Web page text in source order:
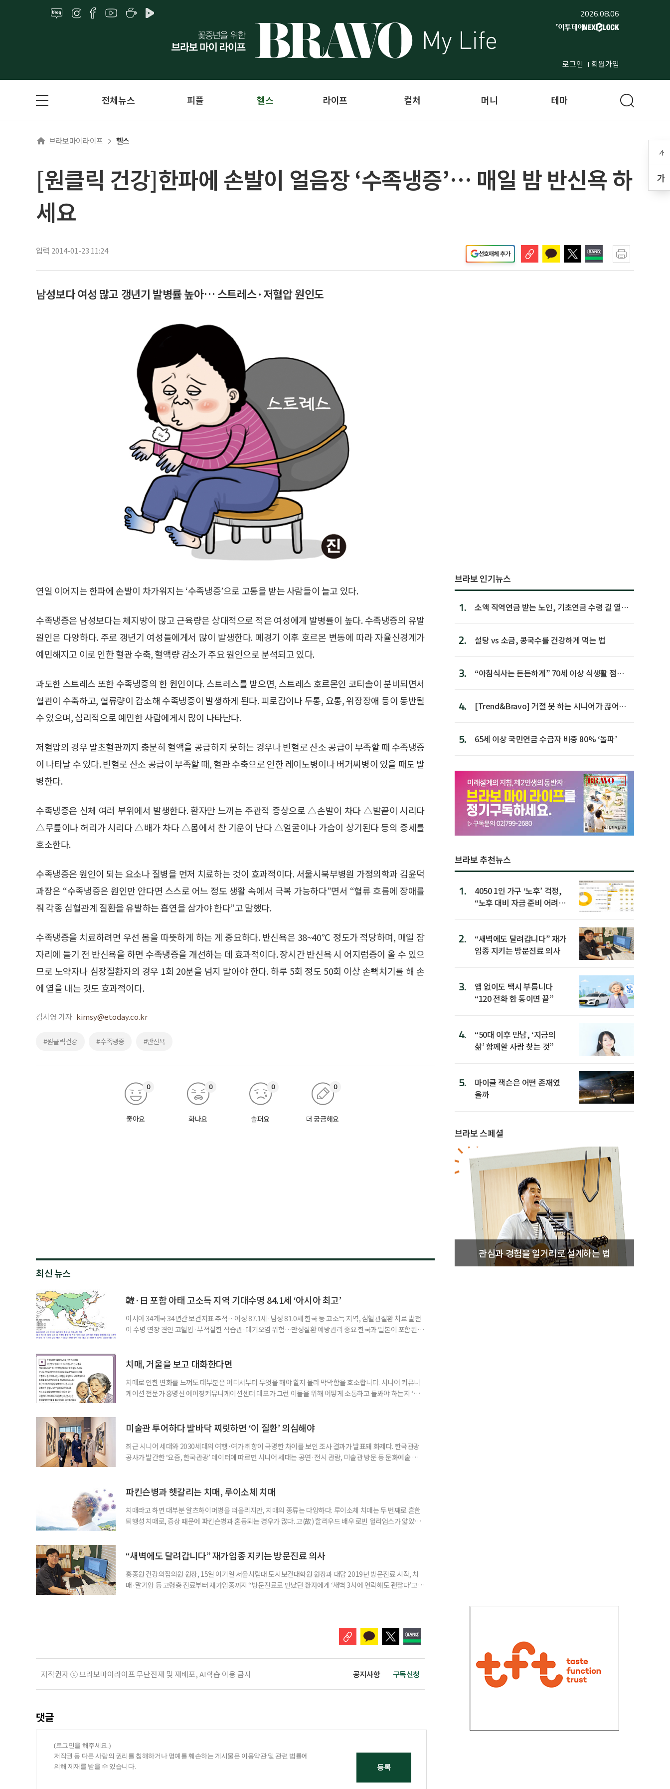
2026.08.06
로그인 회원가입
가
가
전체뉴스 피플 헬스 라이프 컬처 머니 테마
브라보마이라이프 헬스
[원클릭 건강]한파에 손발이 얼음장 ‘수족냉증’… 매일 밤 반신욕 하
세요
입력 2014-01-23 11:24 선호매체 추가
남성보다 여성 많고 갱년기 발병률 높아… 스트레스·저혈압 원인도
연일 이어지는 한파에 손발이 차가워지는 ‘수족냉증’으로 고통을 받는 사람들이 늘고 있다.
수족냉증은 남성보다는 체지방이 많고 근육량은 상대적으로 적은 여성에게 발병률이 높다. 수족냉증의 유발
원인은 다양하다. 주로 갱년기 여성들에게서 많이 발생한다. 폐경기 이후 호르몬 변동에 따라 자율신경계가
예민해지고 이로 인한 혈관 수축, 혈액량 감소가 주요 원인으로 분석되고 있다.
과도한 스트레스 또한 수족냉증의 한 원인이다. 스트레스를 받으면, 스트레스 호르몬인 코티솔이 분비되면서
혈관이 수축하고, 혈류량이 감소해 수족냉증이 발생하게 된다. 피로감이나 두통, 요통, 위장장애 등이 동반될
수 있으며, 심리적으로 예민한 사람에게서 많이 나타난다.
저혈압의 경우 말초혈관까지 충분히 혈액을 공급하지 못하는 경우나 빈혈로 산소 공급이 부족할 때 수족냉증
이 나타날 수 있다. 빈혈로 산소 공급이 부족할 때, 혈관 수축으로 인한 레이노병이나 버거씨병이 있을 때도 발
병한다.
수족냉증은 신체 여러 부위에서 발생한다. 환자만 느끼는 주관적 증상으로 △손발이 차다 △발끝이 시리다
△무릎이나 허리가 시리다 △배가 차다 △몸에서 찬 기운이 난다 △얼굴이나 가슴이 상기된다 등의 증세를
호소한다.
수족냉증은 원인이 되는 요소나 질병을 먼저 치료하는 것이 효과적이다. 서울시북부병원 가정의학과 김윤덕
과장은 “수족냉증은 원인만 안다면 스스로 어느 정도 생활 속에서 극복 가능하다”면서 “혈류 흐름에 장애를
줘 각종 심혈관계 질환을 유발하는 흡연을 삼가야 한다”고 말했다.
수족냉증을 치료하려면 우선 몸을 따뜻하게 하는 게 중요하다. 반신욕은 38~40℃ 정도가 적당하며, 매일 잠
자리에 들기 전 반신욕을 하면 수족냉증을 개선하는 데 효과적이다. 장시간 반신욕 시 어지럼증이 올 수 있으
므로 노약자나 심장질환자의 경우 1회 20분을 넘지 말아야 한다. 하루 5회 정도 50회 이상 손뼉치기를 해 손
에 열을 내는 것도 효과적이다.
김시영 기자 kimsy@etoday.co.kr
#원클릭건강 #수족냉증 #반신욕
좋아요
0
화나요
0
슬퍼요
0
더 궁금해요
0
최신 뉴스
韓·日 포함 아태 고소득 지역 기대수명 84.1세 ‘아시아 최고’
아시아 34개국 34년간 보건지표 추적…여성 87.1세·남성 81.0세 한국 등 고소득 지역, 심혈관질환 치료 발전
이 수명 연장 견인 고혈압·부적절한 식습관·대기오염 위험…만성질환 예방관리 중요 한국과 일본이 포함된 아
분석한 장기 추적 결과를 발표했다. 이번 연구에는 고려대와 경희대를 비롯해 연세대, 워싱턴대 보건계량평
치매, 거울을 보고 대화한다면
치매로 인한 변화를 느껴도 대부분은 어디서부터 무엇을 해야 할지 몰라 막막함을 호소합니다. 시니어 커뮤니
케이션 전문가 홍명신 에이징커뮤니케이션센터 대표가 그런 이들을 위해 어떻게 소통하고 돌봐야 하는지 ‘치
어릴 때는 거울 속 모습을 다른 사람으로 인식했습니다. 대개 두 살 무렵이 되면 ‘거울 속의 나’를 알아보지요.
미술관 투어하다 발바닥 찌릿하면 ‘이 질환’ 의심해야
최근 시니어 세대와 2030세대의 여행·여가 취향이 극명한 차이를 보인 조사 결과가 발표돼 화제다. 한국관광
공사가 발간한 ‘요즘, 한국관광’ 데이터에 따르면 시니어 세대는 공연·전시 관람, 미술관 방문 등 문화예술 공간
보여준다. 일각에선 취업난과 경제적 불확실성 속에 2030세대는 심리적 휴식과 복잡한 생각을 비워내는
파킨슨병과 헷갈리는 치매, 루이소체 치매
치매라고 하면 대부분 알츠하이머병을 떠올리지만, 치매의 종류는 다양하다. 루이소체 치매는 두 번째로 흔한
퇴행성 치매로, 증상 때문에 파킨슨병과 혼동되는 경우가 많다. 고(故) 할리우드 배우 로빈 윌리엄스가 앓았던
야 한다. 루이소체는 알파시뉴클레인(Alpha-synuclein)이라는 단백질이 비정상적으로 응집해 만
“새벽에도 달려갑니다” 재가임종 지키는 방문진료 의사
홍종원 건강의집의원 원장, 15일 이기일 서울시립대 도시보건대학원 원장과 대담 2019년 방문진료 시작, 치
매·말기암 등 고령층 진료부터 재가임종까지 “방문진료로 만났던 환자에게 ‘새벽 3시에 연락해도 괜찮다’고
저작권자 ⓒ 브라보마이라이프 무단전재 및 재배포, AI학습 이용 금지 공지사항 구독신청
댓글
브라보 인기뉴스
1.
소액 직역연금 받는 노인, 기초연금 수령 길 열린
2. 설탕 vs 소금, 콩국수를 건강하게 먹는 법
3.
“아침식사는 든든하게” 70세 이상 식생활 점수
4.
[Trend&Bravo] 거절 못 하는 시니어가 끊어야
5. 65세 이상 국민연금 수급자 비중 80% ‘돌파’
브라보 추천뉴스
1.
4050 1인 가구 ‘노후’ 걱정,
“노후 대비 자금 준비 어려
2.
“새벽에도 달려갑니다” 재가
임종 지키는 방문진료 의사
3.
앱 없이도 택시 부릅니다
“120 전화 한 통이면 끝”
4.
“50대 이후 만남, ‘지금의
삶’ 함께할 사람 찾는 것”
5.
마이클 잭슨은 어떤 존재였
을까
브라보 스페셜
관심과 경험을 일거리로 설계하는 법